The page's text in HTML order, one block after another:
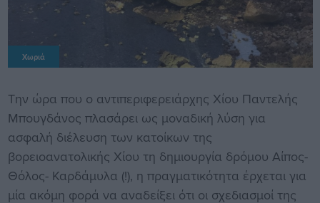
Χωριά
Την ώρα που ο αντιπεριφερειάρχης Χίου Παντελής
Μπουγδάνος πλασάρει ως μοναδική λύση για
ασφαλή διέλευση των κατοίκων της
βορειοανατολικής Χίου τη δημιουργία δρόμου Αίπος-
Θόλος- Καρδάμυλα (!), η πραγματικότητα έρχεται για
μία ακόμη φορά να αναδείξει ότι οι σχεδιασμοί της